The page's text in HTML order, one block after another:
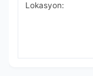
Lokasyon: